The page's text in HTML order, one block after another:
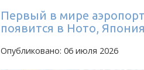
Первый в мире
появится в Ното, Япония
Опубликовано: 06 июля 2026